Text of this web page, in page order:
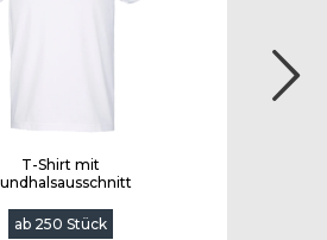
T-Shirt mit
ab 250 Stück